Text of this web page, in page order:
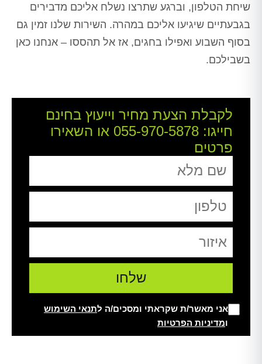
שיחת הטלפון, וברגע שתרצו נשלח אליכם מדבירים
בגבעתיים שיגיעו אליכם במהרה. השירות שלנו זמין גם
בסוף השבוע ואפילו בחגים, אז אל תהססו – אנחנו כאן
בשבילכם.
לקבלת הצעת מחיר וייעוץ בחינם
חייגו: 055-970-5878 או השאירו
פרטים
אני מאשר/ת שקראתי ומסכים/ה לתנאי השימוש
ומדיניות הפרטיות